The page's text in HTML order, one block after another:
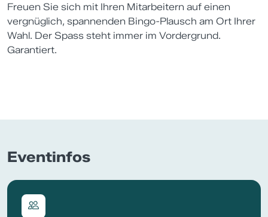
Freuen Sie sich mit Ihren Mitarbeitern auf einen
vergnüglich, spannenden Bingo-Plausch am Ort Ihrer
Wahl. Der Spass steht immer im Vordergrund.
Garantiert.
Eventinfos